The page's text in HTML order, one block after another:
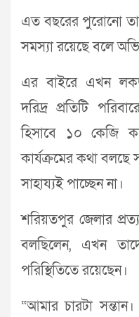
এত বছরের পুরোনো
সমস্যা রয়েছে বলে
এর বাইরে এখন
দরিদ্র প্রতিটি
হিসাবে ১০ কেজি
কার্যক্রমের কথা
সাহায্যই পাচ্ছেন না।
শরিয়তপুর জেলার
বলছিলেন, এখন
পরিস্থিতিতে রয়েছেন।
“আমার চারটা